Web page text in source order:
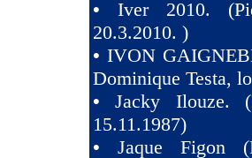
• Iver 2010.
20.3.2010. )
• IVON
Dominique Testa,
•Jacky Ilouze.
15.11.1987)
• Jaque Figon